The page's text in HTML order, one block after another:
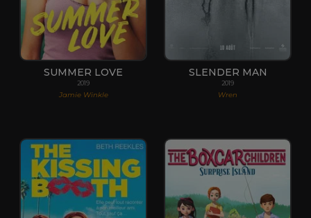
SUMMER LOVE
2019
Jamie Winkle
SLENDER MAN
2019
Wren